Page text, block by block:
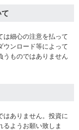
は細心の注意を払って
ウンロード等によって
うものではありません
はありません。投資に
るようお願い致しま